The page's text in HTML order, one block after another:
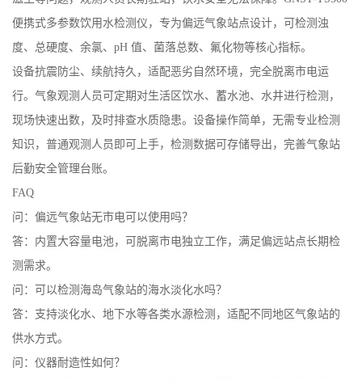
水。偏远地区水源易受地质、环境影响，出现矿物质超标、微生物
滋生等问题，观测人员长期驻站，饮水安全无法保障。GNST-TS500
便携式多参数饮用水检测仪，专为偏远气象站点设计，可检测浊
度、总硬度、余氯、pH 值、菌落总数、氟化物等核心指标。
设备抗震防尘、续航持久，适配恶劣自然环境，完全脱离市电运
行。气象观测人员可定期对生活区饮水、蓄水池、水井进行检测，
现场快速出数，及时排查水质隐患。设备操作简单，无需专业检测
知识，普通观测人员即可上手，检测数据可存储导出，完善气象站
后勤安全管理台账。
FAQ
问：偏远气象站无市电可以使用吗？
答：内置大容量电池，可脱离市电独立工作，满足偏远站点长期检
测需求。
问：可以检测海岛气象站的海水淡化水吗？
答：支持淡化水、地下水等各类水源检测，适配不同地区气象站的